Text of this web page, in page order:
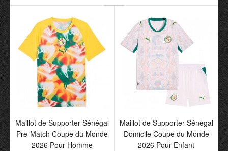
Extérieur Coupe du
Monde 2026 Pour
Homme
73.55€ 29.85€
Extérieur Coupe du
Monde 2026 Pour
Homme
73.55€ 29.85€
Maillot de Supporter Sénégal
Pre-Match Coupe du Monde
2026 Pour Homme
Maillot de Supporter Sénégal
Domicile Coupe du Monde
2026 Pour Enfant